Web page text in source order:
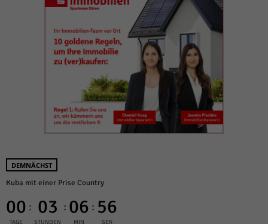
DEMNÄCHST
Kuba mit einer Prise Country
00
TAGE
: 03
STUNDEN
: 06
MIN
: 56
SEK